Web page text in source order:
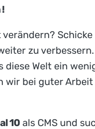
zu
Welt ein
bei guter
10 als CMS und